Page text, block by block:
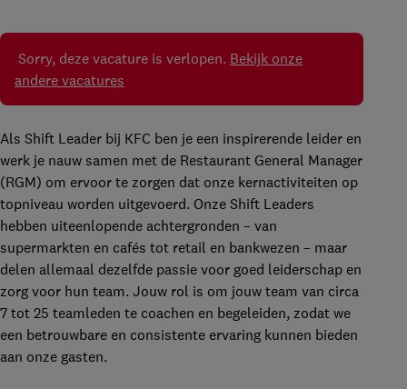
Sorry, deze vacature is verlopen. Bekijk onze
andere vacatures
Als Shift Leader bij KFC ben je een inspirerende leider en
werk je nauw samen met de Restaurant General Manager
(RGM) om ervoor te zorgen dat onze kernactiviteiten op
topniveau worden uitgevoerd. Onze Shift Leaders
hebben uiteenlopende achtergronden – van
supermarkten en cafés tot retail en bankwezen – maar
delen allemaal dezelfde passie voor goed leiderschap en
zorg voor hun team. Jouw rol is om jouw team van circa
7 tot 25 teamleden te coachen en begeleiden, zodat we
een betrouwbare en consistente ervaring kunnen bieden
aan onze gasten.